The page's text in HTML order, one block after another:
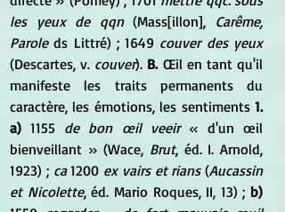
les yeux de qqn (Mass[illon], Carême,
Parole ds Littré) ; 1649 couver des yeux
(Descartes, v. couver). B. Œil en tant qu'il
manifeste les traits permanents du
caractère, les émotions, les sentiments 1.
a) 1155 de bon œil veeir « d'un œil
bienveillant » (Wace, Brut, éd. I. Arnold,
1923) ; ca 1200 ex vairs et rians (Aucassin
et Nicolette, éd. Mario Roques, II, 13) ; b)